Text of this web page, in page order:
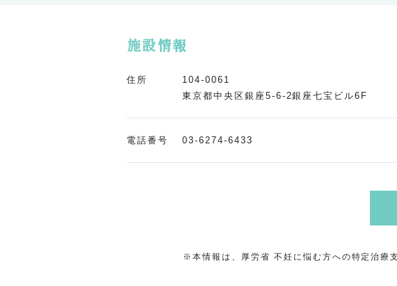
施設情報
住所
104-0061
東京都中央区銀座5-6-2銀座七宝ビル6F
電話番号 03-6274-6433
※本情報は、厚労省 不妊に悩む方への特定治療